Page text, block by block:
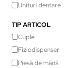
Unituri dentare
TIP ARTICOL
Cuple
Fiziodispenser
Piesă de mână